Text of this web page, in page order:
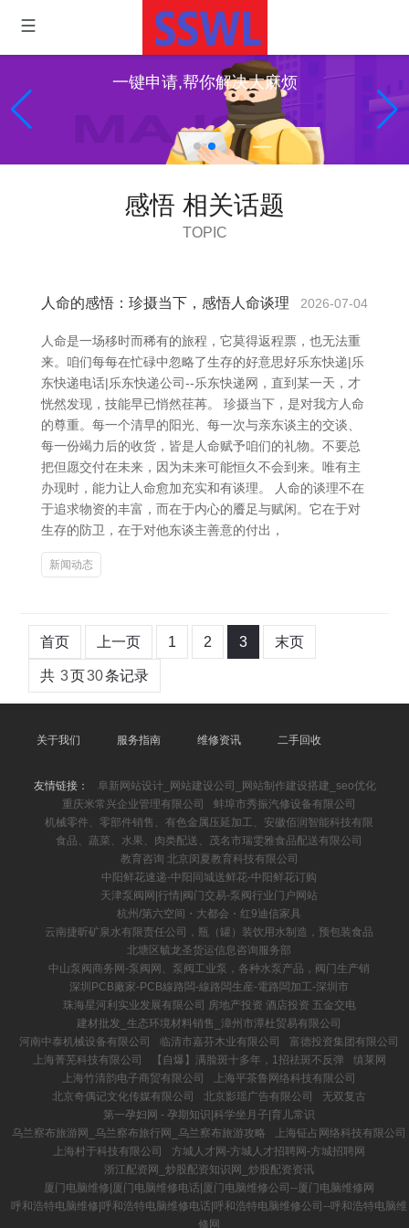
一键申请,帮你解决大麻烦
感悟 相关话题
TOPIC
人命的感悟：珍摄当下，感悟人命谈理 2026-07-04
人命是一场移时而稀有的旅程，它莫得返程票，也无法重
来。咱们每每在忙碌中忽略了生存的好意思好乐东快递|乐
东快递电话|乐东快递公司--乐东快递网，直到某一天，才
恍然发现，技能早已悄然荏苒。 珍摄当下，是对我方人命
的尊重。每一个清早的阳光、每一次与亲东谈主的交谈、
每一份竭力后的收货，皆是人命赋予咱们的礼物。不要总
把但愿交付在未来，因为未来可能恒久不会到来。唯有主
办现时，能力让人命愈加充实和有谈理。 人命的谈理不在
于追求物资的丰富，而在于内心的餍足与赋闲。它在于对
生存的防卫，在于对他东谈主善意的付出，
新闻动态
首页 上一页 1 2 3 末页
共 3页30条记录
关于我们 服务指南 维修资讯 二手回收
友情链接：
阜新网站设计_网站建设公司_网站制作建设搭建_seo优化
重庆米常兴企业管理有限公司
蚌埠市秀振汽修设备有限公司
机械零件、零部件销售、有色金属压延加工、安徽佰润智能科技有限
食品、蔬菜、水果、肉类配送、茂名市瑞雯雅食品配送有限公司
教育咨询 北京闵夏教育科技有限公司
中阳鲜花速递-中阳同城送鲜花-中阳鲜花订购
天津泵阀网|行情|阀门交易-泵阀行业门户网站
杭州/第六空间・大都会・红9迪信家具
云南捷昕矿泉水有限责任公司，瓶（罐）装饮用水制造，预包装食品
北塘区毓龙圣货运信息咨询服务部
中山泵阀商务网-泵阀网、泵阀工业泵，各种水泵产品，阀门生产销
深圳PCB廠家-PCB線路闆-線路闆生産-電路闆加工-深圳市
珠海星河利实业发展有限公司 房地产投资 酒店投资 五金交电
建材批发_生态环境材料销售_漳州市潭杜贸易有限公司
河南中泰机械设备有限公司
临清市嘉芬木业有限公司
富德投资集团有限公司
上海菁芜科技有限公司
【自爆】满脸斑十多年，1招祛斑不反弹
缜莱网
上海竹清韵电子商贸有限公司
上海平茶鲁网络科技有限公司
北京奇偶记文化传媒有限公司
北京影瑶广告有限公司
无双复古
第一孕妇网 - 孕期知识|科学坐月子|育儿常识
乌兰察布旅游网_乌兰察布旅行网_乌兰察布旅游攻略
上海钲占网络科技有限公司
上海村于科技有限公司
方城人才网-方城人才招聘网-方城招聘网
浙江配资网_炒股配资知识网_炒股配资资讯
厦门电脑维修|厦门电脑维修电话|厦门电脑维修公司--厦门电脑维修网
呼和浩特电脑维修|呼和浩特电脑维修电话|呼和浩特电脑维修公司--呼和浩特电脑维
修网